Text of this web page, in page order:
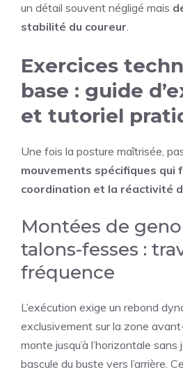
un détail souvent négligé mais
stabilité du coureur.
Exercices
base : guide
et tutoriel
Une fois la posture maîtrisée,
mouvements spécifiques qui
coordination et la réactivité
Montées de
talons-fesses :
fréquence
L’exécution exige un rebond
exclusivement sur la zone
monte jusqu’à l’horizontale
bascule du buste vers l’arrière.